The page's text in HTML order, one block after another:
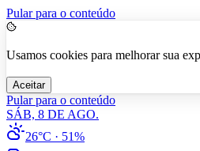
Pular para o conteúdo
Usamos cookies para melhorar sua
Aceitar
Pular para o conteúdo
SÁB, 8 DE AGO.
26°C · 51%